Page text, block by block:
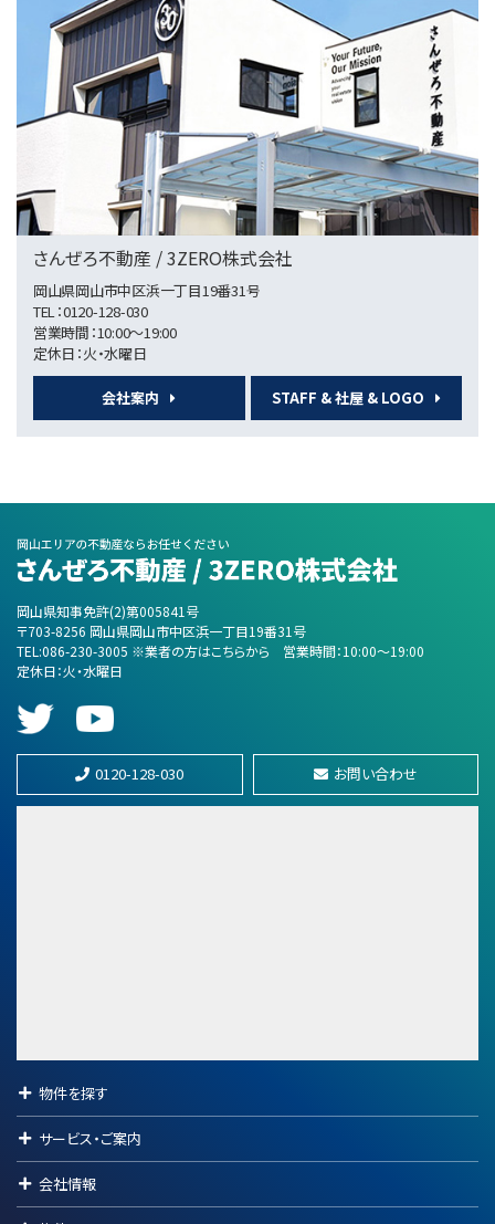
第4位
1,319万円
3ＬＤＫ
横尾駅
3,380万円
4ＬＤＫ
妹尾駅
第6位
第7位
第8位
総社駅
第9位
2,380万円
4ＬＤＫ
常山駅
さんぜろ不動産 / 3ZERO株式会社
岡山県岡山市中区浜一丁目19番31号
TEL：0120-128-030
営業時間：10:00～19:00
定休日：火・水曜日
会社案内 STAFF & 社屋 & LOGO
岡山県知事免許(2)第005841号
〒703-8256 岡山県岡山市中区浜一丁目19番31号
TEL:086-230-3005 ※業者の方はこちらから
営業時間：10:00～19:00
定休日：火・水曜日
0120-128-030 お問い合わせ
物件を探す
サービス・ご案内
会社情報